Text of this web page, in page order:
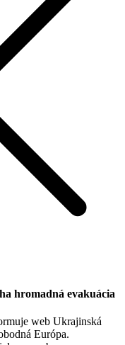
hromadná evakuácia
web Ukrajinská
Európa.